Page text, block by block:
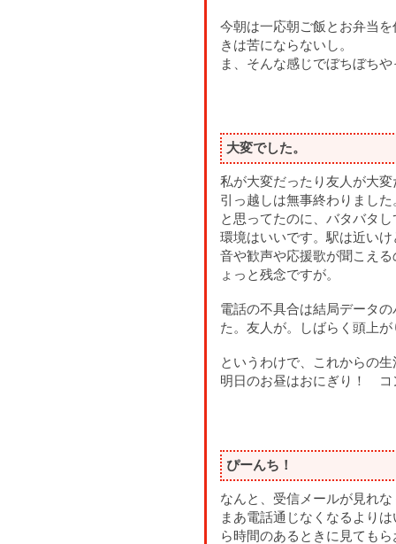
今朝は一応朝ご飯とお弁当
きは苦にならないし。
ま、そんな感じでぼちぼち
大変でした。
私が大変だったり友人が大
引っ越しは無事終わりまし
と思ってたのに、バタバタ
環境はいいです。駅は近い
音や歓声や応援歌が聞こえ
ょっと残念ですが。
電話の不具合は結局データ
た。友人が。しばらく頭上
というわけで、これからの
明日のお昼はおにぎり！ コ
ぴーんち！
なんと、受信メールが見れ
まあ電話通じなくなるより
ら時間のあるときに見てもら